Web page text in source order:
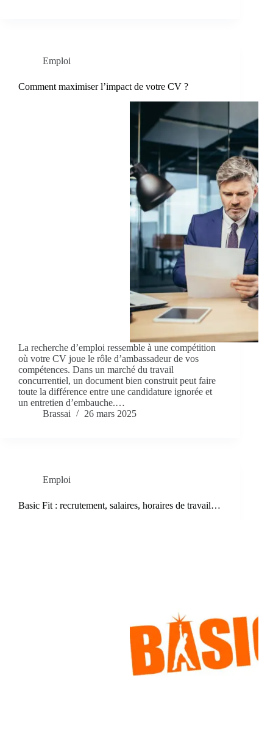
Emploi
Comment maximiser l’impact de votre CV ?
La recherche d’emploi ressemble à une compétition
où votre CV joue le rôle d’ambassadeur de vos
compétences. Dans un marché du travail
concurrentiel, un document bien construit peut faire
toute la différence entre une candidature ignorée et
un entretien d’embauche.…
Brassai
26 mars 2025
Emploi
Basic Fit : recrutement, salaires, horaires de travail…